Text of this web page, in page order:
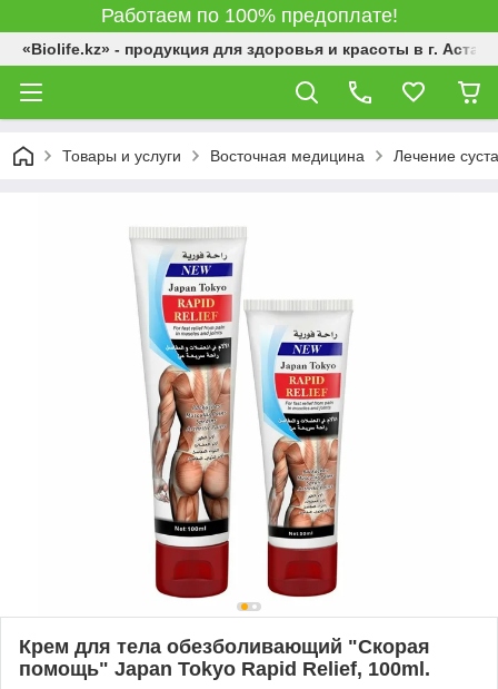
Работаем по 100% предоплате!
«Biolife.kz» - продукция для здоровья и красоты в г. Астана
Товары и услуги Восточная медицина Лечение
Крем для тела обезболивающий "Скорая
помощь" Japan Tokyo Rapid Relief, 100ml.